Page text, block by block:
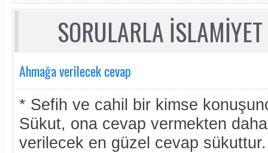
SORULARLA
Ahmağa verilecek cevap
* Sefih ve cahil bir kimse
Sükut, ona cevap vermekten daha
verilecek en güzel cevap sükuttur.